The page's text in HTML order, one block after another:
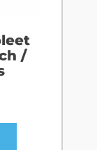
/